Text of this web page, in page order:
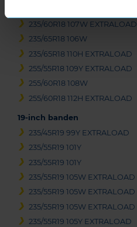
235/60R18 107W EXTRALOAD
235/65R18 106W
235/65R18 110H EXTRALOAD
255/55R18 109Y EXTRALOAD
255/60R18 108W
255/60R18 112H EXTRALOAD
19-inch banden
235/45R19 99Y EXTRALOAD
235/55R19 101Y
235/55R19 101Y
235/55R19 105W EXTRALOAD
235/55R19 105W EXTRALOAD
235/55R19 105W EXTRALOAD
235/55R19 105Y EXTRALOAD